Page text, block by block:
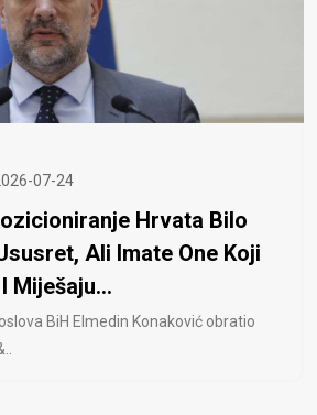
07-24
Hrvata Bilo
Ali Imate One Koji
Miješaju...
BiH Elmedin Konaković obratio